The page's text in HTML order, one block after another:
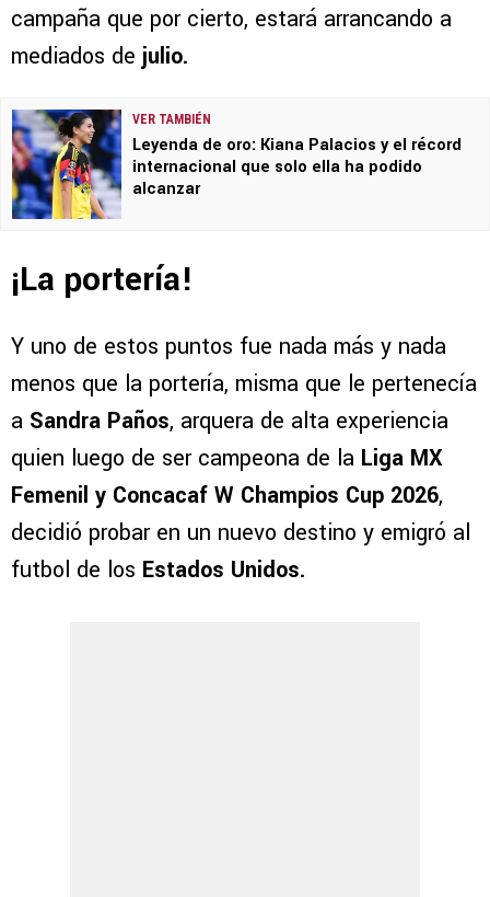
campaña que por cierto, estará arrancando a
mediados de julio.
VER TAMBIÉN
Leyenda de oro: Kiana Palacios y el récord
internacional que solo ella ha podido
alcanzar
¡La portería!
Y uno de estos puntos fue nada más y nada
menos que la portería, misma que le pertenecía
a Sandra Paños, arquera de alta experiencia
quien luego de ser campeona de la Liga MX
Femenil y Concacaf W Champios Cup 2026,
decidió probar en un nuevo destino y emigró al
futbol de los Estados Unidos.